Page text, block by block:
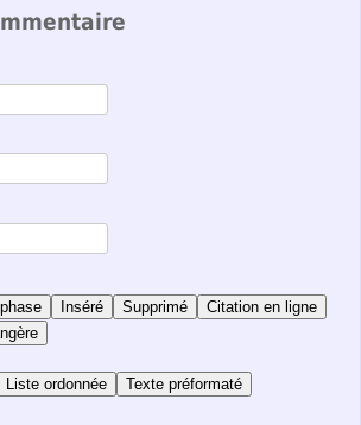
Inséré Supprimé
Citation en ligne
Liste ordonnée
Texte préformaté